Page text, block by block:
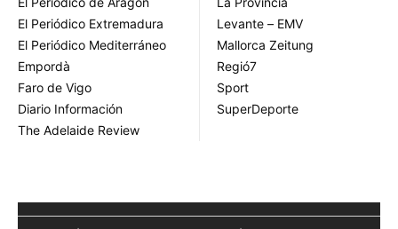
El Periódico Extremadura
El Periódico Mediterráneo
Empordà
Faro de Vigo
Diario Información
The Adelaide Review
Levante – EMV
Mallorca Zeitung
Regió7
Sport
SuperDeporte